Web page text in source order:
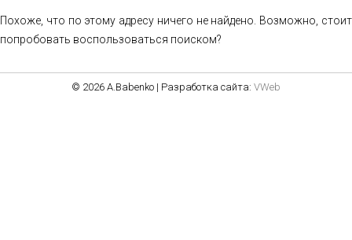
Похоже, что по этому адресу ничего не найдено. Возможно, стоит
попробовать воспользоваться поиском?
© 2026 A.Babenko | Разработка сайта: VWeb